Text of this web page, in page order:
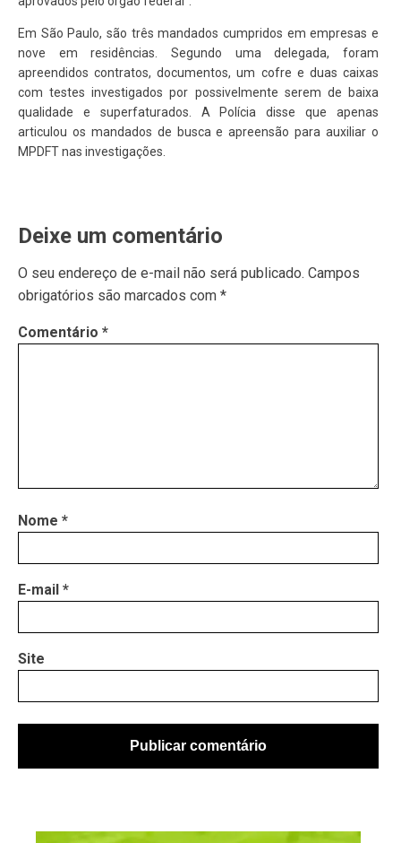
Em São Paulo, são três mandados cumpridos em empresas e
nove em residências. Segundo uma delegada, foram
apreendidos contratos, documentos, um cofre e duas caixas
com testes investigados por possivelmente serem de baixa
qualidade e superfaturados. A Polícia disse que apenas
articulou os mandados de busca e apreensão para auxiliar o
MPDFT nas investigações.
Deixe um comentário
O seu endereço de e-mail não será publicado. Campos
obrigatórios são marcados com *
Comentário *
Nome *
E-mail *
Site